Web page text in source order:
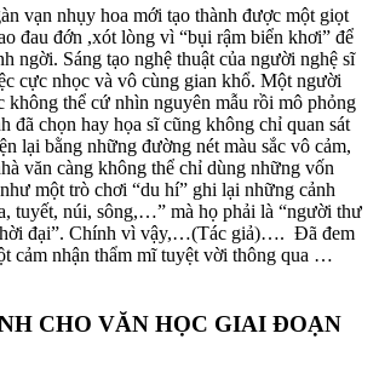
vạn nhụy hoa mới tạo thành được một giọt
đau đớn ,xót lòng vì “bụi rậm biển khơi” để
ngời. Sáng tạo nghệ thuật của người nghệ sĩ
cực nhọc và vô cùng gian khổ. Một người
không thể cứ nhìn nguyên mẫu rồi mô phỏng
đã chọn hay họa sĩ cũng không chỉ quan sát
lại bằng những đường nét màu sắc vô cảm,
văn càng không thể chỉ dùng những vốn
một trò chơi “du hí” ghi lại những cảnh
tuyết, núi, sông,…” mà họ phải là “người thư
đại”. Chính vì vậy,…(Tác giả)…. Đã đem
cảm nhận thẩm mĩ tuyệt vời thông qua …
CHO VĂN HỌC GIAI ĐOẠN